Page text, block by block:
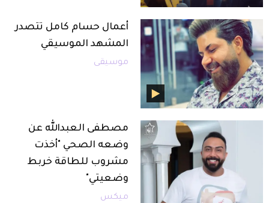
أعمال حسام كامل تتصدر
المشهد الموسيقي
موسيقى
مصطفى العبدالله عن
وضعه الصحي "أخذت
مشروب للطاقة خربط
وضعيتي"
ميكس